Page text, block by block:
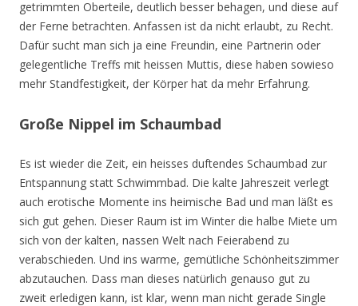
getrimmten Oberteile, deutlich besser behagen, und diese auf
der Ferne betrachten. Anfassen ist da nicht erlaubt, zu Recht.
Dafür sucht man sich ja eine Freundin, eine Partnerin oder
gelegentliche Treffs mit heissen Muttis, diese haben sowieso
mehr Standfestigkeit, der Körper hat da mehr Erfahrung.
Große Nippel im Schaumbad
Es ist wieder die Zeit, ein heisses duftendes Schaumbad zur
Entspannung statt Schwimmbad. Die kalte Jahreszeit verlegt
auch erotische Momente ins heimische Bad und man läßt es
sich gut gehen. Dieser Raum ist im Winter die halbe Miete um
sich von der kalten, nassen Welt nach Feierabend zu
verabschieden. Und ins warme, gemütliche Schönheitszimmer
abzutauchen. Dass man dieses natürlich genauso gut zu
zweit erledigen kann, ist klar, wenn man nicht gerade Single